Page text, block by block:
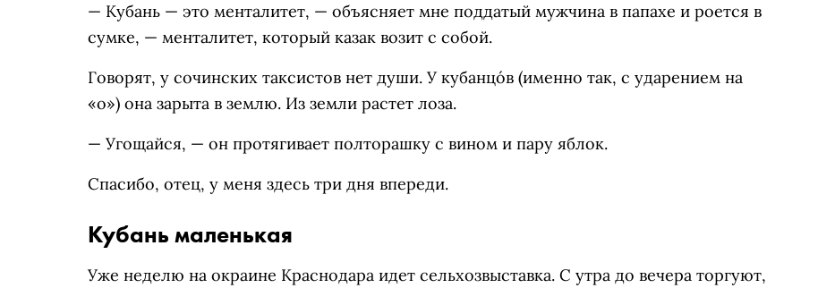
— Кубань — это менталитет, — объясняет мне поддатый мужчина в папахе и роется в
сумке, — менталитет, который казак возит с собой.
Говорят, у сочинских таксистов нет души. У кубанцо́в (именно так, с ударением на
«о») она зарыта в землю. Из земли растет лоза.
— Угощайся, — он протягивает полторашку с вином и пару яблок.
Спасибо, отец, у меня здесь три дня впереди.
Кубань маленькая
Уже неделю на окраине Краснодара идет сельхозвыставка. С утра до вечера торгуют,